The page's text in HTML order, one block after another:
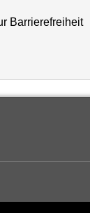
Barrierefreiheit